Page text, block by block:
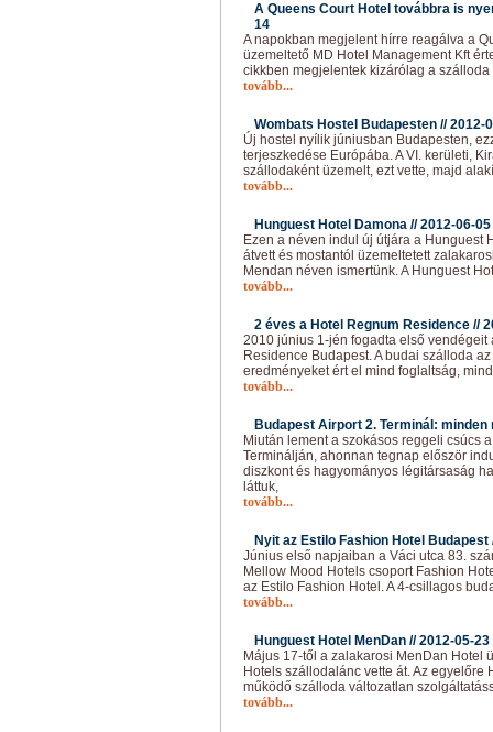
A Queens Court Hotel továbbra is
14
A napokban megjelent hírre reagálva a
üzemeltető MD Hotel Management Kft
cikkben megjelentek kizárólag a
tovább...
Wombats Hostel Budapesten //2012-
Új hostel nyílik júniusban Budapesten,
terjeszkedése Európába. A VI. kerületi,
szállodaként üzemelt, ezt vette, majd
tovább...
Hunguest Hotel Damona //2012-06-05
Ezen a néven indul új útjára a Hunguest
átvett és mostantól üzemeltetett
Mendan néven ismertünk. A Hunguest
tovább...
2 éves a Hotel Regnum Residence //
2010 június 1-jén fogadta első
Residence Budapest. A budai szálloda
eredményeket ért el mind foglaltság,
tovább...
Budapest Airport 2. Terminál: minden
Miután lement a szokásos reggeli csúcs
Terminálján, ahonnan tegnap először
diszkont és hagyományos légitársaság
láttuk,
tovább...
Nyit az Estilo Fashion Hotel Budapest
Június első napjaiban a Váci utca 83.
Mellow Mood Hotels csoport Fashion
az Estilo Fashion Hotel. A 4-csillagos
tovább...
Hunguest Hotel MenDan //2012-05-23
Május 17-től a zalakarosi MenDan Hotel
Hotels szállodalánc vette át. Az
működő szálloda változatlan
tovább...